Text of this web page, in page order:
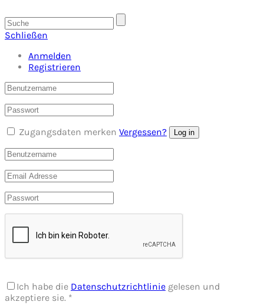
Schließen
Anmelden
Registrieren
Zugangsdaten merken Vergessen? Log in
Ich habe die Datenschutzrichtlinie gelesen und
akzeptiere sie. *